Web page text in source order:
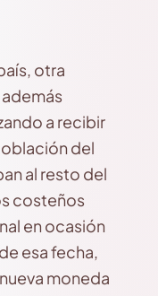
otra
a recibir
del
al resto del
costeños
en ocasión
esa fecha,
moneda